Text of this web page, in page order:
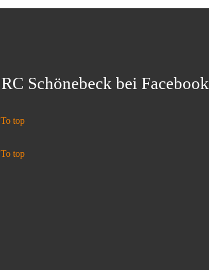
RC Schönebeck bei Facebook
To top
To top